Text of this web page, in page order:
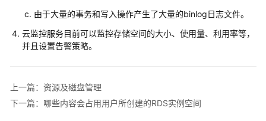
考
常
题
由于大量的事务和写入操作产生了大量的binlog日志文件。
云监控服务目前可以监控存储空间的大小、使用量、利用率等，
并且设置告警策略。
上一篇：资源及磁盘管理
下一篇：哪些内容会占用用户所创建的RDS实例空间